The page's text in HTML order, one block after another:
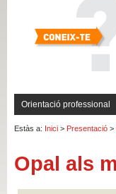
Orientació professional
Estàs a: Inici > Presentació >
Opal als